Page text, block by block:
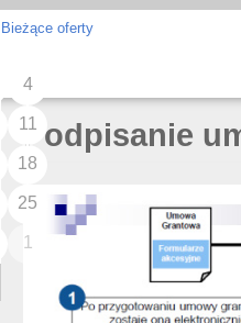
4
11
18
25
1
Bieżące oferty
Podpisanie